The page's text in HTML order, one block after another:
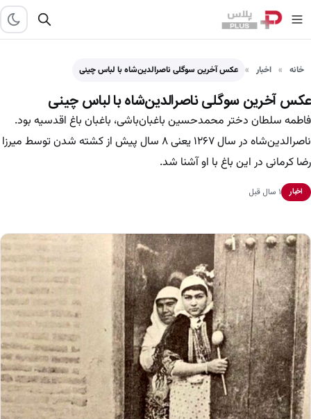
خانه اخبار عکس آخرین سوگلی ناصرالدین‌شاه با لباس چینی
عکس آخرین سوگلی ناصرالدین‌شاه با لباس چینی
فاطمه سلطان دختر محمدحسین باغبان‌باشی، باغبان باغ اقدسیه بود.
ناصرالدین‌شاه در سال ۱۲۶۷ یعنی ۸ سال پیش از کشته شدن توسط میرزا
رضا کرمانی در این باغ با او آشنا شد.
اخبار ۱ سال قبل